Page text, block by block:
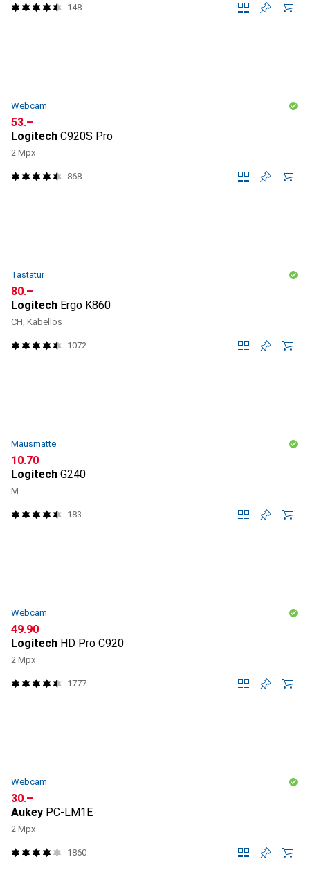
148
Webcam
CHF
53.–
Logitech C920S Pro
2 Mpx
868
Tastatur
CHF
80.–
Logitech Ergo K860
CH, Kabellos
1072
Mausmatte
CHF
10.70
Logitech G240
M
183
Webcam
CHF
49.90
Logitech HD Pro C920
2 Mpx
1777
Webcam
CHF
30.–
Aukey PC-LM1E
2 Mpx
1860